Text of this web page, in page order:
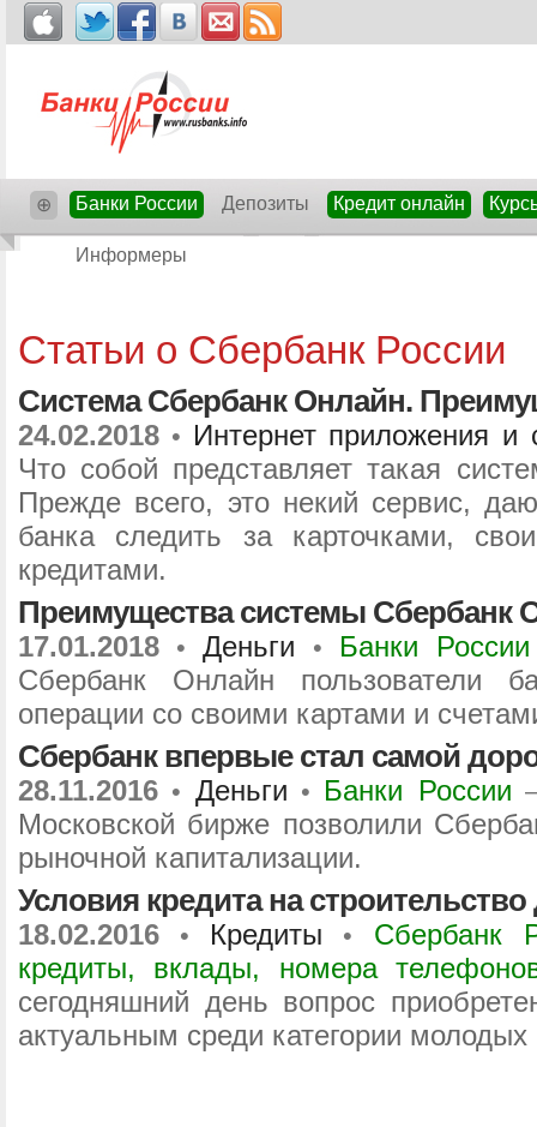
⊕ Банки России Депозиты Кредит онлайн
Информеры
Статьи о Сбербанк России
Система Сбербанк Онлайн.
24.02.2018 • Интернет приложения и
Что собой представляет такая
Прежде всего, это некий сервис,
банка следить за карточками,
кредитами.
Преимущества системы Сбербанк
17.01.2018 •Деньги • Банки России
Сбербанк Онлайн пользователи
операции со своими картами и
Сбербанк впервые стал самой
28.11.2016 • Деньги • Банки России
Московской бирже позволили
рыночной капитализации.
Условия кредита на
18.02.2016 • Кредиты • Сбербанк
кредиты, вклады, номера
сегодняшний день вопрос
актуальным среди категории